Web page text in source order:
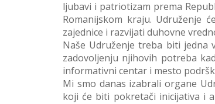
ljubavi i patriotizam prema
Romanijskom kraju. Udruženje
zajednice i razvijati duhovne
Naše Udruženje treba biti jedna
zadovoljenju njihovih potreba
informativni centar i mesto
Mi smo danas izabrali organe
koji će biti pokretači inicijativa i